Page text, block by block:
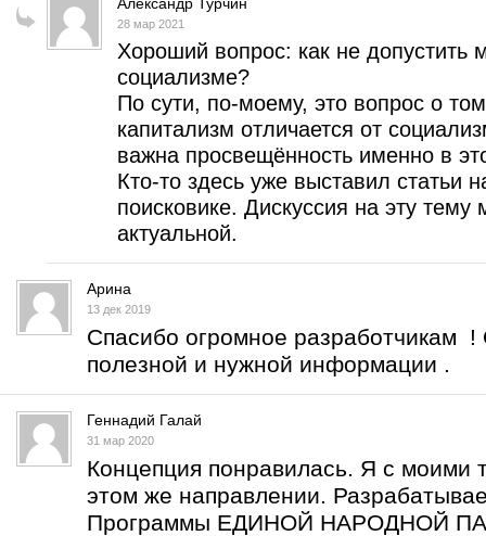
28 мар 2021
Хороший вопрос: как не допустить
социализме?
По сути, по-моему, это вопрос о
капитализм отличается от
важна просвещённость именно в
Кто-то здесь уже выставил статьи
поисковике. Дискуссия на эту тему
актуальной.
Арина
13 дек 2019
Спасибо огромное разработчикам
полезной и нужной информации .
Геннадий Галай
31 мар 2020
Концепция понравилась. Я с моими
этом же направлении.
Программы ЕДИНОЙ НАРОДНОЙ